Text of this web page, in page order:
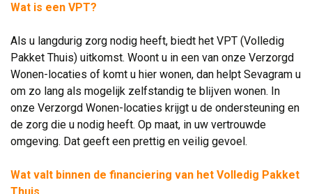
Wat is een VPT?
Als u langdurig zorg nodig heeft, biedt het VPT (Volledig
Pakket Thuis) uitkomst. Woont u in een van onze Verzorgd
Wonen-locaties of komt u hier wonen, dan helpt Sevagram u
om zo lang als mogelijk zelfstandig te blĳven wonen. In
onze Verzorgd Wonen-locaties krijgt u de ondersteuning en
de zorg die u nodig heeft. Op maat, in uw vertrouwde
omgeving. Dat geeft een prettig en veilig gevoel.
Wat valt binnen de financiering van het Volledig Pakket